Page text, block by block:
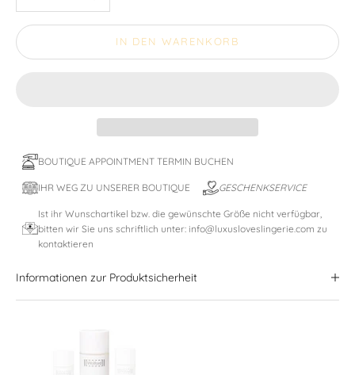
IN DEN WARENKORB
BOUTIQUE APPOINTMENT TERMIN BUCHEN
IHR WEG ZU UNSERER BOUTIQUE GESCHENKSERVICE
Ist ihr Wunschartikel bzw. die gewünschte Größe nicht verfügbar,
bitten wir Sie uns schriftlich unter: info@luxusloveslingerie.com zu
kontaktieren
Informationen zur Produktsicherheit